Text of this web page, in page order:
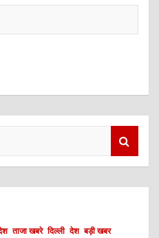
ताजा खबरे दिल्ली देश बड़ी खबर